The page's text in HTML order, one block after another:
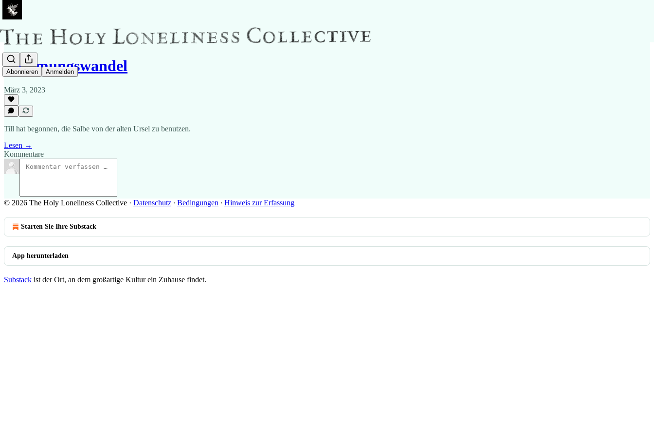
Abonnieren Anmelden
Stimmungswandel
März 3, 2023
Till hat begonnen, die Salbe von der alten Ursel zu benutzen.
Lesen →
Kommentare
© 2026 The Holy Loneliness Collective · Datenschutz ∙ Bedingungen ∙ Hinweis zur Erfassung
Starten Sie Ihre Substack
App herunterladen
Substack ist der Ort, an dem großartige Kultur ein Zuhause findet.